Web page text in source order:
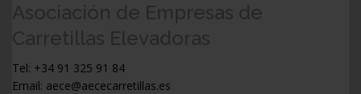
Asociación de Empresas de
Carretillas Elevadoras
Tel: +34 91 325 91 84
Email: aece@aececarretillas.es